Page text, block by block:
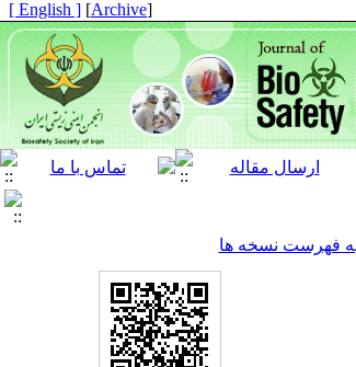
[
Archive
]
[ English ]
فهرست نسخه ها